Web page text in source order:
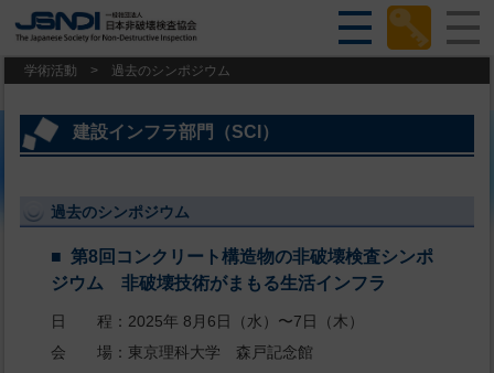
学術活動 > 過去のシンポジウム
建設インフラ部門（SCI）
過去のシンポジウム
第8回コンクリート構造物の非破壊検査シンポ
ジウム 非破壊技術がまもる生活インフラ
日 程：2025年 8月6日（水）〜7日（木）
会 場：東京理科大学 森戸記念館